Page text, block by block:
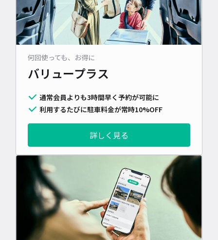
何回使っても、お得に
バリュープラス
通常会員よりも3時間早く予約が可能に
利用するたびに駐車料金が常時10%OFF
詳しく見る